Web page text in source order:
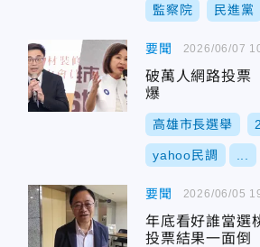
監察院 民進黨
要聞
破萬人網路投
爆
高雄市長選舉
yahoo民調
2026/06/07
要聞
年底看好誰當選
投票結果一面倒
2026/06/05